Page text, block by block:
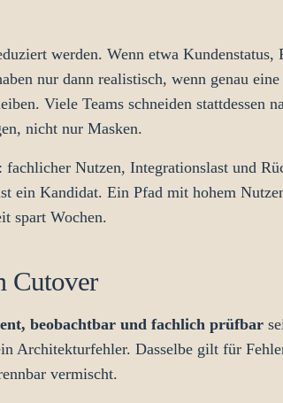
werden. Wenn etwa
nur dann realistisch, wenn genau
Viele Teams schneiden stattdessen
nicht nur Masken.
Nutzen, Integrationslast und
ein Kandidat. Ein Pfad mit hohem
spart Wochen.
Cutover
beobachtbar und fachlich prüfbar
Architekturfehler. Dasselbe gilt für
vermischt.